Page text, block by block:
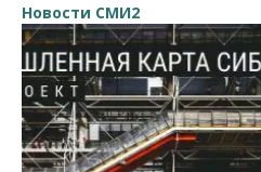
Новости СМИ2